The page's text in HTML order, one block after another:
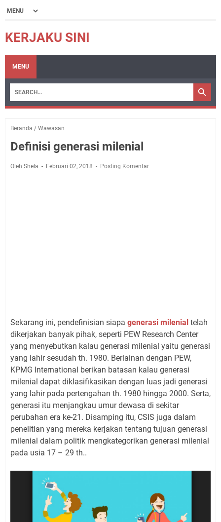
KERJAKU SINI
MENU
Beranda / Wawasan
Definisi generasi milenial
Oleh Shela Februari 02, 2018 Posting Komentar
Sekarang ini, pendefinisian siapa generasi milenial telah
dikerjakan banyak pihak, seperti PEW Research Center
yang menyebutkan kalau generasi milenial yaitu generasi
yang lahir sesudah th. 1980. Berlainan dengan PEW,
KPMG International berikan batasan kalau generasi
milenial dapat diklasifikasikan dengan luas jadi generasi
yang lahir pada pertengahan th. 1980 hingga 2000. Serta,
generasi itu menjangkau umur dewasa di sekitar
perubahan era ke-21. Disamping itu, CSIS juga dalam
penelitian yang mereka kerjakan tentang tujuan generasi
milenial dalam politik mengkategorikan generasi milenial
pada usia 17 – 29 th..